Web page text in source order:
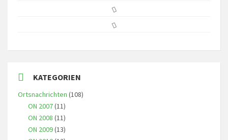
KATEGORIEN
Ortsnachrichten (108)
ON 2007(11)
ON 2008 (11)
ON 2009(13)